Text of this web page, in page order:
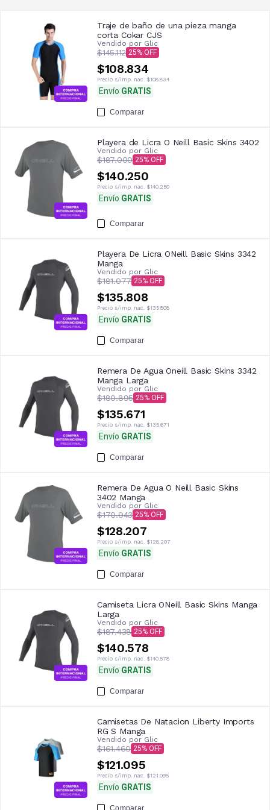
Traje de baño de una pieza manga
corta Cokar CJS
Vendido por Glic
$145.112 25
$108.834
Precio s/imp. nac. $108.834
Envío GRATIS
Comparar
Playera de Licra O Neill Basic Skins 3402
Vendido por Glic
$187.000 25
$140.250
Precio s/imp. nac. $140.250
Envío GRATIS
Comparar
Playera De Licra ONeill Basic Skins 3342
Manga
Vendido por Glic
$181.077 25
$135.808
Precio s/imp. nac. $135.808
Envío GRATIS
Comparar
Remera De Agua Oneill Basic Skins 3342
Manga Larga
Vendido por Glic
$180.895 25
$135.671
Precio s/imp. nac. $135.671
Envío GRATIS
Comparar
Remera De Agua O Neill Basic Skins
3402 Manga
Vendido por Glic
$170.943 25
$128.207
Precio s/imp. nac. $128.207
Envío GRATIS
Comparar
Camiseta Licra ONeill Basic Skins Manga
Larga
Vendido por Glic
$187.438 25
$140.578
Precio s/imp. nac. $140.578
Envío GRATIS
Comparar
Camisetas De Natacion Liberty Imports
RG S Manga
Vendido por Glic
$161.460 25
$121.095
Precio s/imp. nac. $121.095
Envío GRATIS